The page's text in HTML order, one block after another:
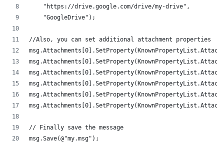
    "https://drive.google.com/drive/my-drive",
    "GoogleDrive");
//Also, you can set additional attachment properties
// Finally save the message
msg.Save(@"my.msg");